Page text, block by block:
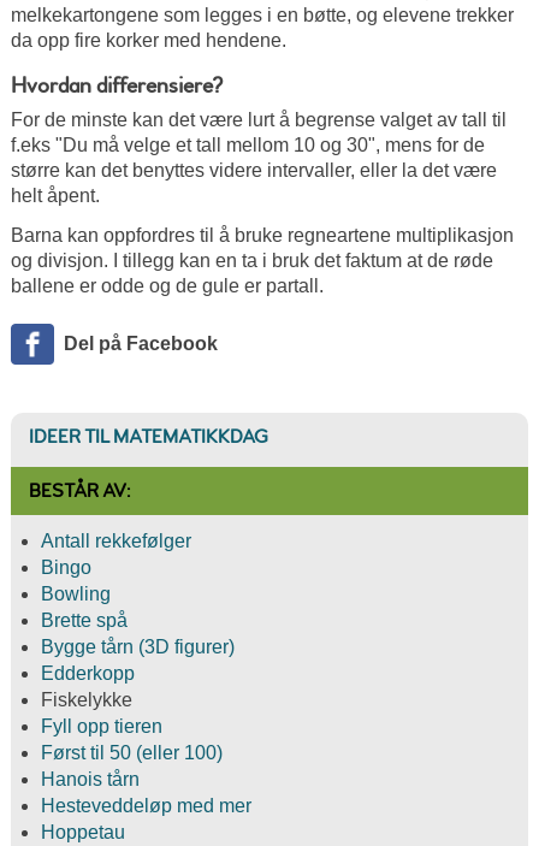
melkekartongene som legges i en bøtte, og elevene trekker
da opp fire korker med hendene.
Hvordan differensiere?
For de minste kan det være lurt å begrense valget av tall til
f.eks "Du må velge et tall mellom 10 og 30", mens for de
større kan det benyttes videre intervaller, eller la det være
helt åpent.
Barna kan oppfordres til å bruke regneartene multiplikasjon
og divisjon. I tillegg kan en ta i bruk det faktum at de røde
ballene er odde og de gule er partall.
Del på Facebook
IDEER TIL MATEMATIKKDAG
BESTÅR AV:
Antall rekkefølger
Bingo
Bowling
Brette spå
Bygge tårn (3D figurer)
Edderkopp
Fiskelykke
Fyll opp tieren
Først til 50 (eller 100)
Hanois tårn
Hesteveddeløp med mer
Hoppetau